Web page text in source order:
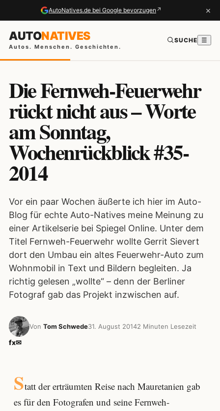
AutoNatives.de bei Google bevorzugen ↗ ×
AUTONATIVES
Autos. Menschen. Geschichten.
SUCHE ☰
Die Fernweh-Feuerwehr
rückt nicht aus – Worte
am Sonntag,
Wochenrückblick #35-
2014
Vor ein paar Wochen äußerte ich hier im Auto-
Blog für echte Auto-Natives meine Meinung zu
einer Artikelserie bei Spiegel Online. Unter dem
Titel Fernweh-Feuerwehr wollte Gerrit Sievert
dort den Umbau ein altes Feuerwehr-Auto zum
Wohnmobil in Text und Bildern begleiten. Ja
richtig gelesen „wollte“ – denn der Berliner
Fotograf gab das Projekt inzwischen auf.
Von Tom Schwede31. August 20142 Minuten Lesezeit
fx✉
Statt der erträumten Reise nach Mauretanien gab
es für den Fotografen und seine Fernweh-